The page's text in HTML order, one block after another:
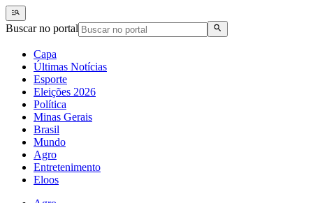
Buscar no portal
Capa
Últimas Notícias
Esporte
Eleições 2026
Política
Minas Gerais
Brasil
Mundo
Agro
Entretenimento
Eloos